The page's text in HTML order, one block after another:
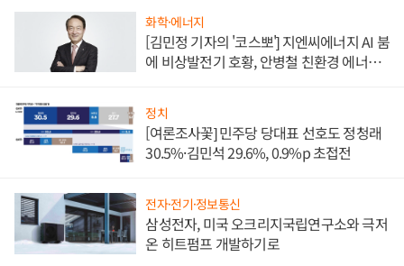
화학·에너지
[김민정 기자의 '코스뽀'] 지엔씨에너지 AI 붐
에 비상발전기 호황, 안병철 친환경 에너지
정치
[여론조사꽃] 민주당 당대표 선호도 정청래
30.5%·김민석 29.6%, 0.9%p 초접전
전자·전기·정보통신
삼성전자, 미국 오크리지국립연구소와 극저
온 히트펌프 개발하기로